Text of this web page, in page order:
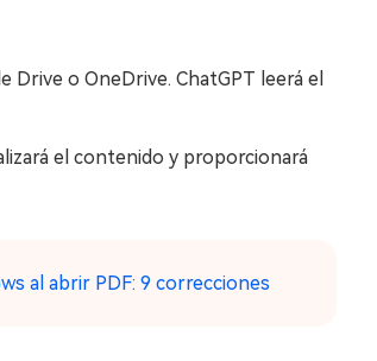
Drive o OneDrive. ChatGPT leerá el
el contenido y proporcionará
al abrir PDF: 9 correcciones